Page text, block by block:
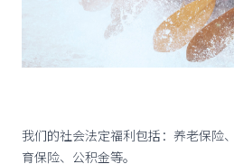
我们的社会法定福利包括：养老保险
育保险、公积金等。